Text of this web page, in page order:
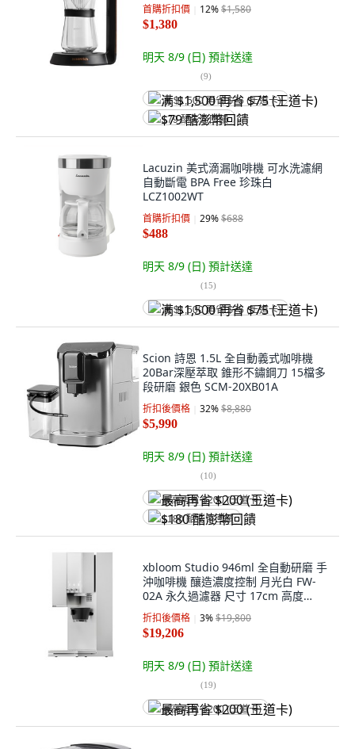
首購折扣價 12%$1,580
$1,380
明天 8/9 (日) 預計送達
(9)
满 $1,500 再省 $75 (王道卡)
$79 酷澎幣回饋
Lacuzin 美式滴漏咖啡機 可水洗濾網
自動斷電 BPA Free 珍珠白
LCZ1002WT
首購折扣價 29%$688
$488
明天 8/9 (日) 預計送達
(15)
满 $1,500 再省 $75 (王道卡)
Scion 詩恩 1.5L 全自動義式咖啡機
20Bar深壓萃取 錐形不鏽鋼刀 15檔多
段研磨 銀色 SCM-20XB01A
折扣後價格 32%$8,880
$5,990
明天 8/9 (日) 預計送達
(10)
最高再省 $200 (王道卡)
$180 酷澎幣回饋
xbloom Studio 946ml 全自動研磨 手
沖咖啡機 釀造濃度控制 月光白 FW-
02A 永久過濾器 尺寸 17cm 高度
42.6cm 深度 20.4cm
折扣後價格 3%$19,800
$19,206
明天 8/9 (日) 預計送達
(19)
最高再省 $200 (王道卡)